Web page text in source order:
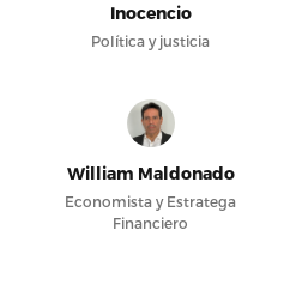
Inocencio
Política y justicia
William Maldonado
Economista y Estratega
Financiero